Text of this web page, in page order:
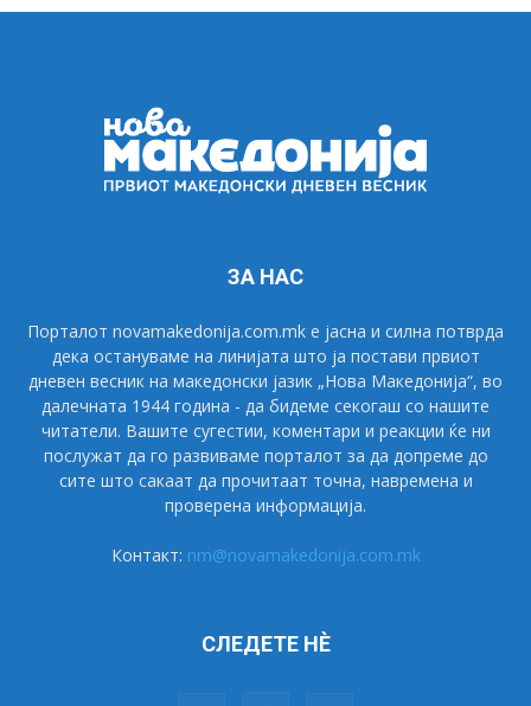
ЗА НАС
Порталот novamakedonija.com.mk е јасна и силна потврда
дека остануваме на линијата што ја постави првиот
дневен весник на македонски јазик „Нова Македонија“, во
далечната 1944 година - да бидеме секогаш со нашите
читатели. Вашите сугестии, коментари и реакции ќе ни
послужат да го развиваме порталот за да допреме до
сите што сакаат да прочитаат точна, навремена и
проверена информација.
Контакт: nm@novamakedonija.com.mk
СЛЕДЕТЕ НÈ